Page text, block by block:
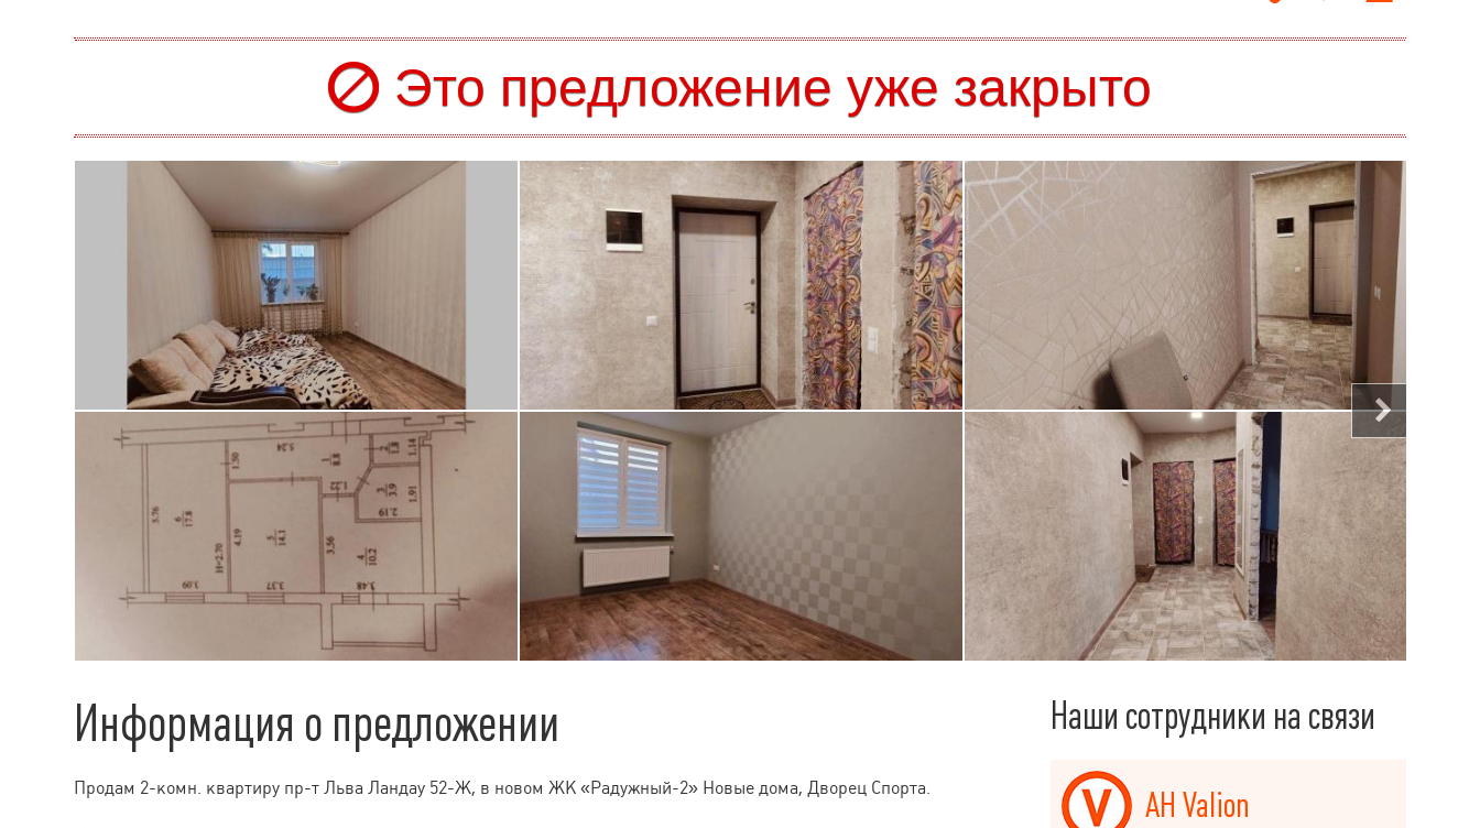
Это предложение уже закрыто
Информация о предложении
Продам 2-комн. квартиру пр-т Льва Ландау 52-Ж, в новом ЖК «Радужный-2» Новые дома, Дворец Спорта.
Наши сотрудники на связи
АН Valion